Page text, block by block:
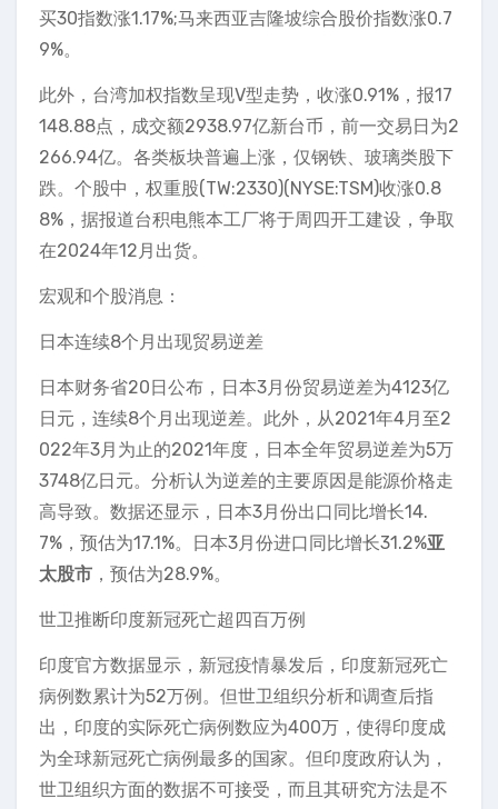
买30指数涨1.17%;马来西亚吉隆坡综合股价指数涨0.7
9%。
此外，台湾加权指数呈现V型走势，收涨0.91%，报17
148.88点，成交额2938.97亿新台币，前一交易日为2
266.94亿。各类板块普遍上涨，仅钢铁、玻璃类股下
跌。个股中，权重股(TW:2330)(NYSE:TSM)收涨0.8
8%，据报道台积电熊本工厂将于周四开工建设，争取
在2024年12月出货。
宏观和个股消息：
日本连续8个月出现贸易逆差
日本财务省20日公布，日本3月份贸易逆差为4123亿
日元，连续8个月出现逆差。此外，从2021年4月至2
022年3月为止的2021年度，日本全年贸易逆差为5万
3748亿日元。分析认为逆差的主要原因是能源价格走
高导致。数据还显示，日本3月份出口同比增长14.
7%，预估为17.1%。日本3月份进口同比增长31.2%亚
太股市 ，预估为28.9%。
世卫推断印度新冠死亡超四百万例
印度官方数据显示，新冠疫情暴发后，印度新冠死亡
病例数累计为52万例。但世卫组织分析和调查后指
出，印度的实际死亡病例数应为400万，使得印度成
为全球新冠死亡病例最多的国家。但印度政府认为，
世卫组织方面的数据不可接受，而且其研究方法是不